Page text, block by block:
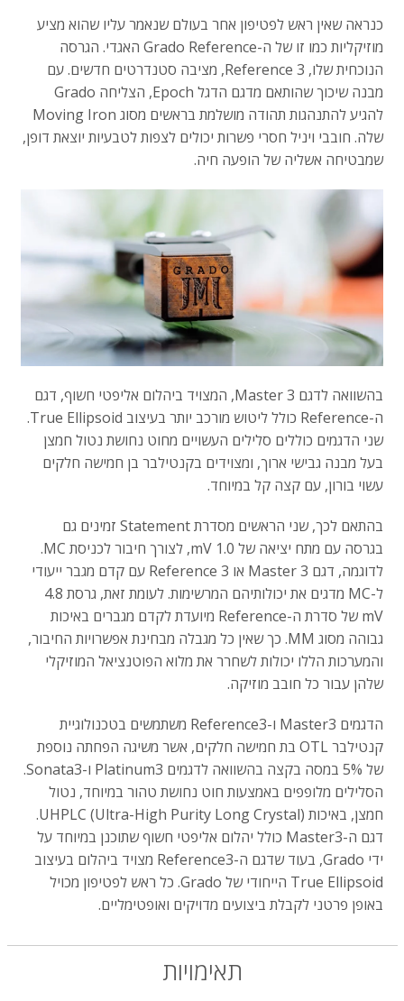
כנראה שאין ראש לפטיפון אחר בעולם שנאמר עליו שהוא מציע
מוזיקליות כמו זו של ה-Grado Reference האגדי. הגרסה
הנוכחית שלו, Reference 3, מציבה סטנדרטים חדשים. עם
מבנה שיכוך שהותאם מדגם הדגל Epoch, הצליחה Grado
להגיע להתנהגות תהודה מושלמת בראשים מסוג Moving Iron
שלה. חובבי ויניל חסרי פשרות יכולים לצפות לטבעיות יוצאת דופן,
שמבטיחה אשליה של הופעה חיה.
בהשוואה לדגם Master 3, המצויד ביהלום אליפטי חשוף, דגם
ה-Reference כולל ליטוש מורכב יותר בעיצוב True Ellipsoid.
שני הדגמים כוללים סלילים העשויים מחוט נחושת נטול חמצן
בעל מבנה גבישי ארוך, ומצוידים בקנטילבר בן חמישה חלקים
עשוי בורון, עם קצה קל במיוחד.
בהתאם לכך, שני הראשים מסדרת Statement זמינים גם
בגרסה עם מתח יציאה של 1.0 mV, לצורך חיבור לכניסת MC.
לדוגמה, דגם Master 3 או Reference 3 עם קדם מגבר ייעודי
ל-MC מדגים את יכולותיהם המרשימות. לעומת זאת, גרסת 4.8
mV של סדרת ה-Reference מיועדת לקדם מגברים באיכות
גבוהה מסוג MM. כך שאין כל מגבלה מבחינת אפשרויות החיבור,
והמערכות הללו יכולות לשחרר את מלוא הפוטנציאל המוזיקלי
שלהן עבור כל חובב מוזיקה.
הדגמים Master3 ו-Reference3 משתמשים בטכנולוגיית
קנטילבר OTL בת חמישה חלקים, אשר משיגה הפחתה נוספת
של 5% במסה בקצה בהשוואה לדגמים Platinum3 ו-Sonata3.
הסלילים מלופפים באמצעות חוט נחושת טהור במיוחד, נטול
חמצן, באיכות UHPLC (Ultra-High Purity Long Crystal).
דגם ה-Master3 כולל יהלום אליפטי חשוף שתוכנן במיוחד על
ידי Grado, בעוד שדגם ה-Reference3 מצויד ביהלום בעיצוב
True Ellipsoid הייחודי של Grado. כל ראש לפטיפון מכויל
באופן פרטני לקבלת ביצועים מדויקים ואופטימליים.
תאימויות